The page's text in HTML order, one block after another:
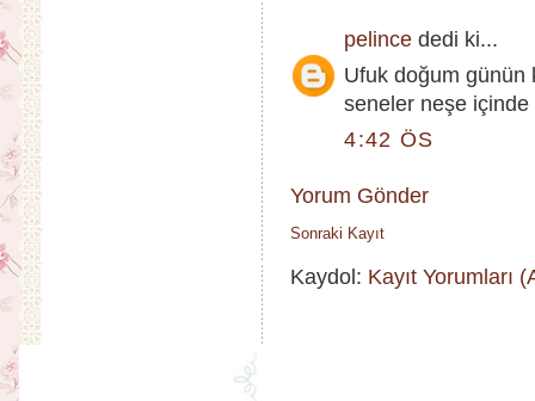
pelince dedi ki...
Ufuk doğum günün
seneler neşe
4:42 ÖS
Yorum Gönder
Sonraki Kayıt
Kaydol: Kayıt Yorumları